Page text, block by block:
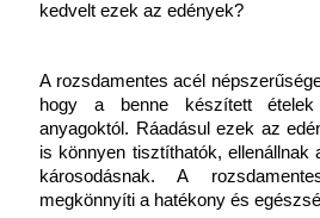
kedvelt ezek az edények?
A rozsdamentes acél
hogy a benne készített
anyagoktól. Ráadásul ezek az
is könnyen tisztíthatók, ellenállnak
károsodásnak. A
megkönnyíti a hatékony és